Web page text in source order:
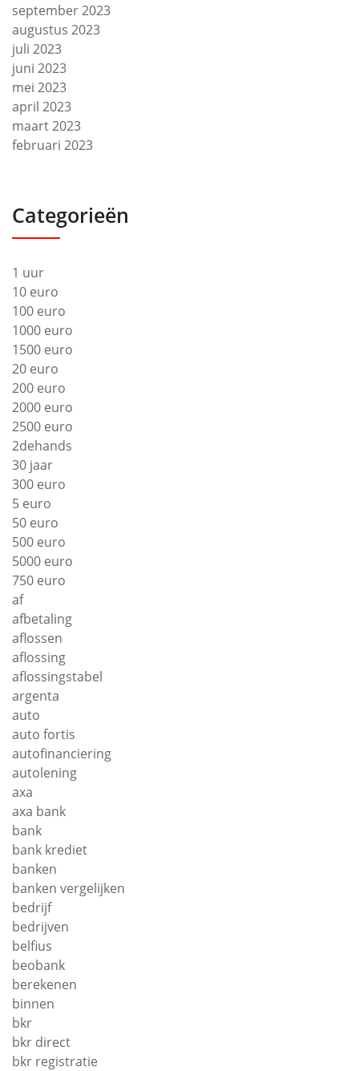
september 2023
augustus 2023
juli 2023
juni 2023
mei 2023
april 2023
maart 2023
februari 2023
Categorieën
1 uur
10 euro
100 euro
1000 euro
1500 euro
20 euro
200 euro
2000 euro
2500 euro
2dehands
30 jaar
300 euro
5 euro
50 euro
500 euro
5000 euro
750 euro
af
afbetaling
aflossen
aflossing
aflossingstabel
argenta
auto
auto fortis
autofinanciering
autolening
axa
axa bank
bank
bank krediet
banken
banken vergelijken
bedrijf
bedrijven
belfius
beobank
berekenen
binnen
bkr
bkr direct
bkr registratie